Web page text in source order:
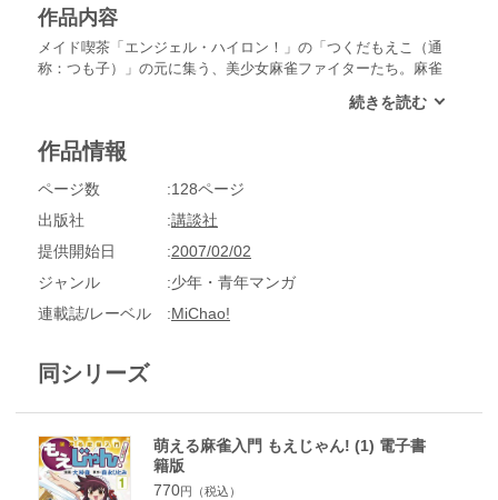
作品内容
メイド喫茶「エンジェル・ハイロン！」の「つくだもえこ（通
称：つも子）」の元に集う、美少女麻雀ファイターたち。麻雀
作品情報
ページ数
128ページ
出版社
講談社
提供開始日
2007/02/02
ジャンル
少年・青年マンガ
連載誌/レーベル
MiChao!
同シリーズ
萌える麻雀入門 もえじゃん! (1) 電子書
籍版
770円（税込）